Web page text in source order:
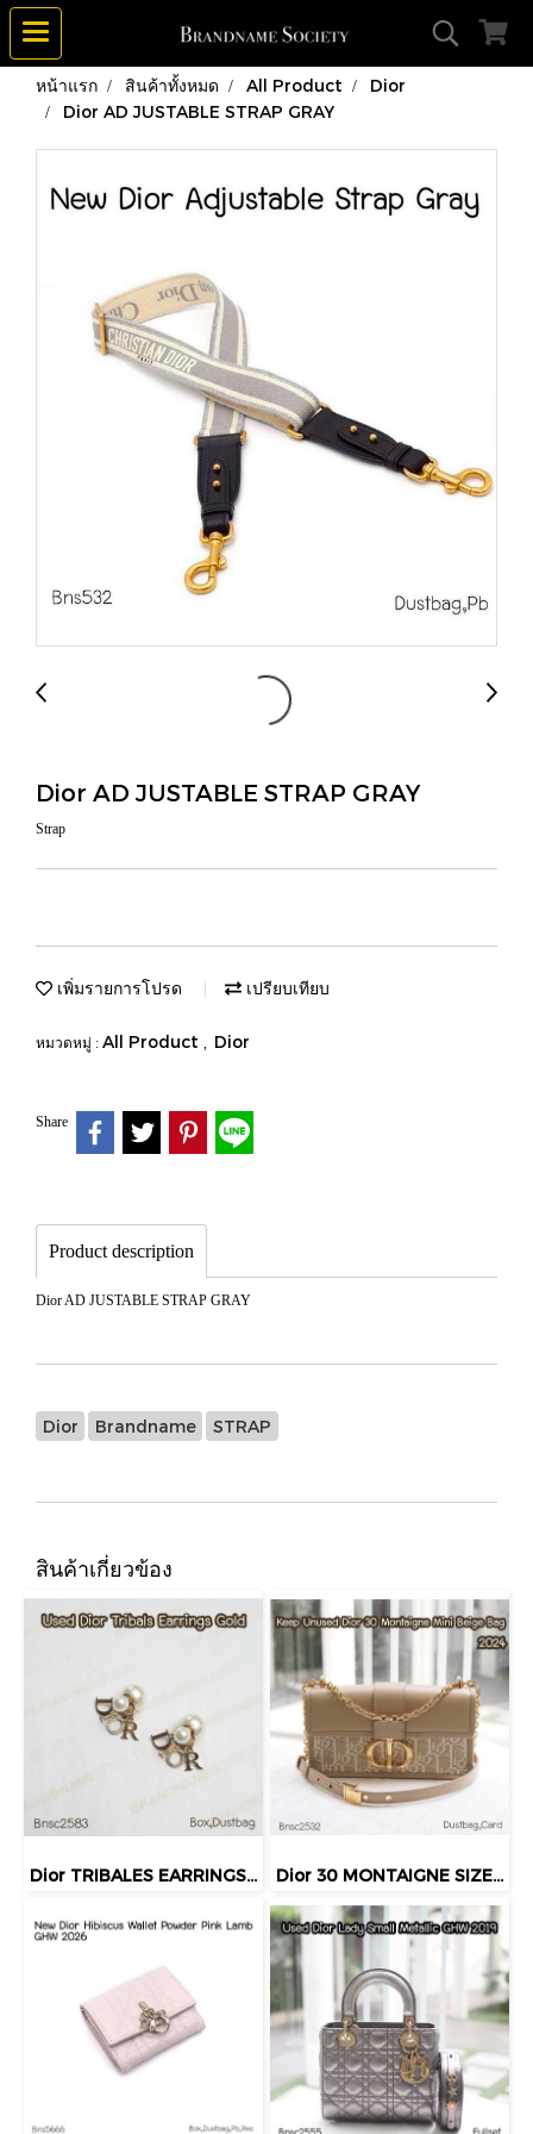
หน้าแรก สินค้าทั้งหมด All Product
Dior
Dior AD JUSTABLE STRAP GRAY
Dior AD JUSTABLE STRAP GRAY
Strap
เพิ่มรายการโปรด เปรียบเทียบ
หมวดหมู่ : All Product , Dior
Share
Product description
Dior AD JUSTABLE STRAP GRAY
Dior Brandname STRAP
สินค้าเกี่ยวข้อง
Dior TRIBALES EARRINGS GOLD Dior 30 MONTAIGNE SIZE.MINI BEIGE BAG 2024